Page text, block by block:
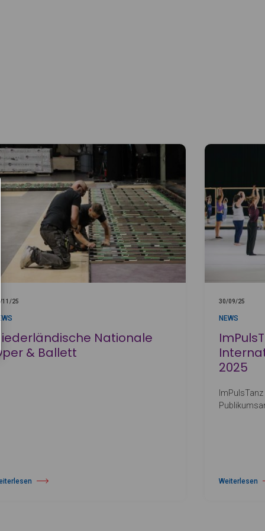
11/25
Niederländische Nationale
& Ballett
Niederländische Nationale Oper & Ballett
30/09/25
NEWS
2025
Weiterlesen
über